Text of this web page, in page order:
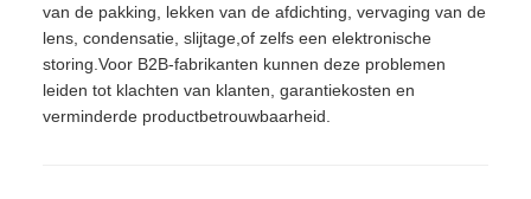
van de pakking, lekken van de afdichting, vervaging van de
lens, condensatie, slijtage,of zelfs een elektronische
storing.Voor B2B-fabrikanten kunnen deze problemen
leiden tot klachten van klanten, garantiekosten en
verminderde productbetrouwbaarheid.